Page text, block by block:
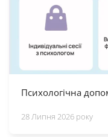
Психологічна
28 Липня 2026 року